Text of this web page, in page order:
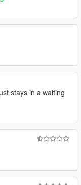
stays in a waiting